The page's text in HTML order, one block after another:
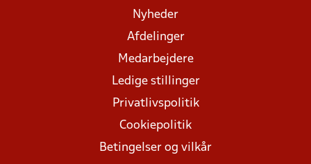
Nyheder
Afdelinger
Medarbejdere
Ledige stillinger
Privatlivspolitik
Cookiepolitik
Betingelser og vilkår